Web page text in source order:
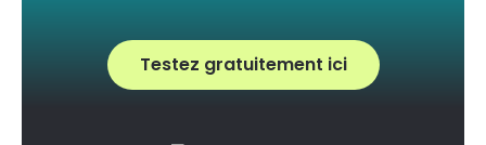
Testez gratuitement ici